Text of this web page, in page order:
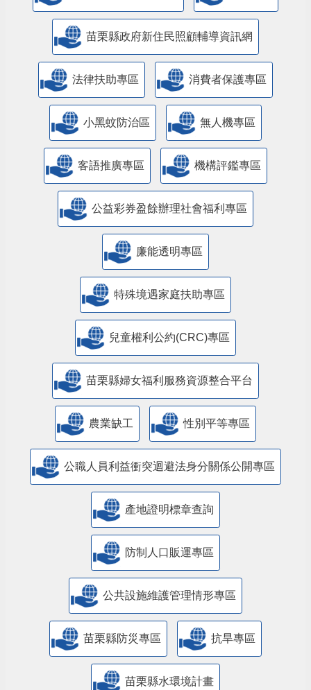
苗栗縣政府新住民照顧輔導資訊網
法律扶助專區 消費者保護專區
小黑蚊防治區 無人機專區
客語推廣專區 機構評鑑專區
公益彩券盈餘辦理社會福利專區
廉能透明專區
特殊境遇家庭扶助專區
兒童權利公約(CRC)專區
苗栗縣婦女福利服務資源整合平台
農業缺工 性別平等專區
公職人員利益衝突迴避法身分關係公開專區
產地證明標章查詢
防制人口販運專區
​公共設施維護管理情形專區
苗栗縣防災專區 抗旱專區
苗栗縣水環境計畫